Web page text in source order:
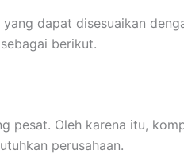
dapat disesuaikan
berikut.
pesat. Oleh karena itu,
perusahaan.